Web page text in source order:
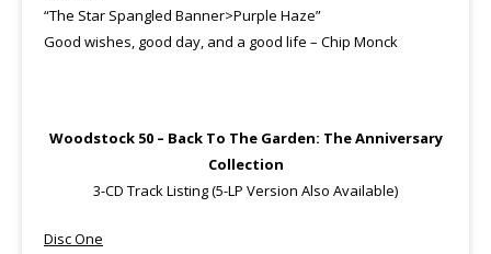
“The Star Spangled Banner>Purple Haze”
Good wishes, good day, and a good life – Chip Monck
Woodstock 50 – Back To The Garden: The Anniversary
Collection
3-CD Track Listing (5-LP Version Also Available)
Disc One